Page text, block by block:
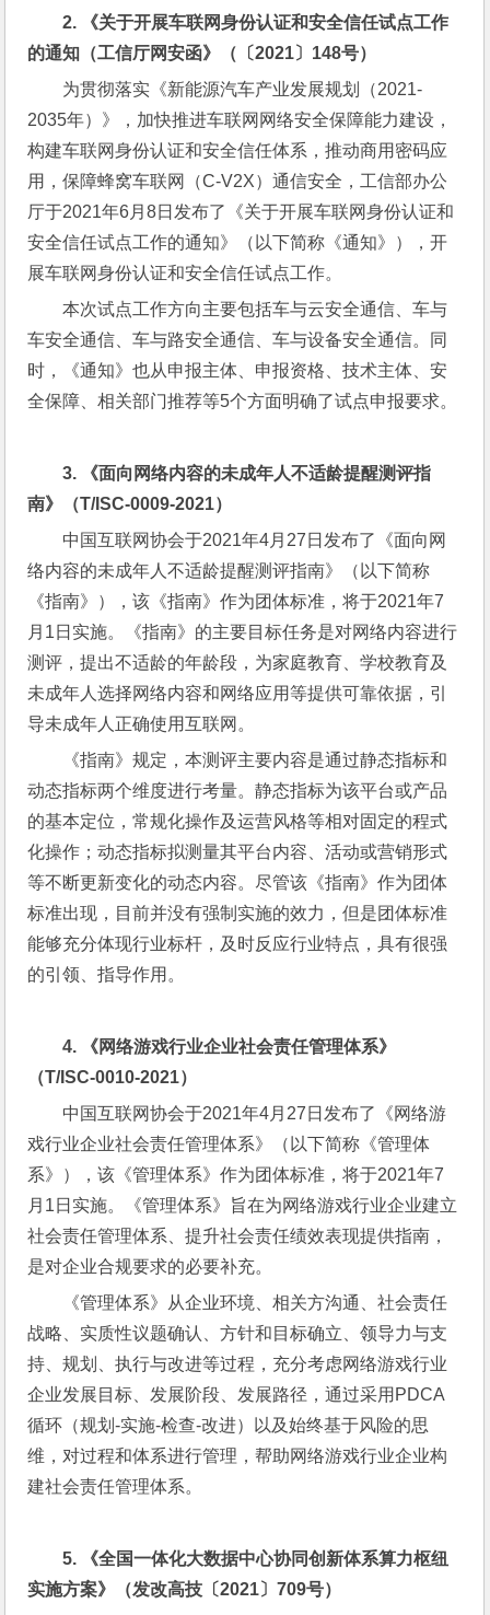
2.
《关于开展车联网身份认证和安全信任试点工作
的通知（工信厅网安函》（〔2021〕 148号）
为贯彻落实《新能源汽车产业发展规划（2021-
2035年）》，加快推进车联网网络安全保障能力建设，
构建车联网身份认证和安全信任体系，推动商用密码应
用，保障蜂窝车联网（C-V2X）通信安全，工信部办公
厅于2021年6月8日发布了《关于开展车联网身份认证和
安全信任试点工作的通知》（以下简称《通知》），开
展车联网身份认证和安全信任试点工作。
本次试点工作方向主要包括车与云安全通信、车与
车安全通信、车与路安全通信、车与设备安全通信。同
时，《通知》也从申报主体、申报资格、技术主体、安
全保障、相关部门推荐等5个方面明确了试点申报要求。
3.
《面向网络内容的未成年人不适龄提醒测评指
南》（T/ISC-0009-2021）
中国互联网协会于2021年4月27日发布了《面向网
络内容的未成年人不适龄提醒测评指南》（以下简称
《指南》），该《指南》作为团体标准，将于2021年7
月1日实施。《指南》的主要目标任务是对网络内容进行
测评，提出不适龄的年龄段，为家庭教育、学校教育及
未成年人选择网络内容和网络应用等提供可靠依据，引
导未成年人正确使用互联网。
《指南》规定，本测评主要内容是通过静态指标和
动态指标两个维度进行考量。静态指标为该平台或产品
的基本定位，常规化操作及运营风格等相对固定的程式
化操作；动态指标拟测量其平台内容、活动或营销形式
等不断更新变化的动态内容。尽管该《指南》作为团体
标准出现，目前并没有强制实施的效力，但是团体标准
能够充分体现行业标杆，及时反应行业特点，具有很强
的引领、指导作用。
4.
《网络游戏行业企业社会责任管理体系》
（T/ISC-0010-2021）
中国互联网协会于2021年4月27日发布了《网络游
戏行业企业社会责任管理体系》（以下简称《管理体
系》），该《管理体系》作为团体标准，将于2021年7
月1日实施。《管理体系》旨在为网络游戏行业企业建立
社会责任管理体系、提升社会责任绩效表现提供指南，
是对企业合规要求的必要补充。
《管理体系》从企业环境、相关方沟通、社会责任
战略、实质性议题确认、方针和目标确立、领导力与支
持、规划、执行与改进等过程，充分考虑网络游戏行业
企业发展目标、发展阶段、发展路径，通过采用PDCA
循环（规划-实施-检查-改进）以及始终基于风险的思
维，对过程和体系进行管理，帮助网络游戏行业企业构
建社会责任管理体系。
5.
《全国一体化大数据中心协同创新体系算力枢纽
实施方案》（发改高技〔2021〕709号）